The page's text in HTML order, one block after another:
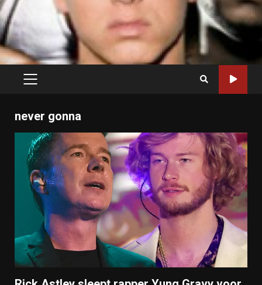
PRIMARY
never gonna